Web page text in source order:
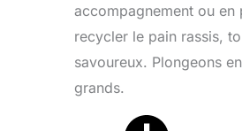
accompagnement ou
recycler le pain rassis,
savoureux. Plongeons
grands.